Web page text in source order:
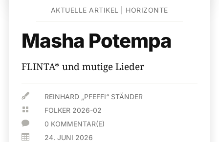
AKTUELLE ARTIKEL HORIZONTE
Masha Potempa
FLINTA* und mutige Lieder
 REINHARD „PFEFFI“ STÄNDER
 FOLKER 2026-02
 0 KOMMENTAR(E)
 24. JUNI 2026